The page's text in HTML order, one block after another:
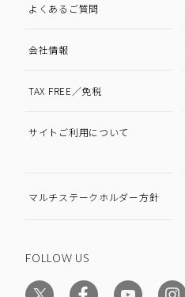
よくあるご質問
会社情報
TAX FREE／免税
サイトご利用について
マルチステークホルダー方針
FOLLOW US